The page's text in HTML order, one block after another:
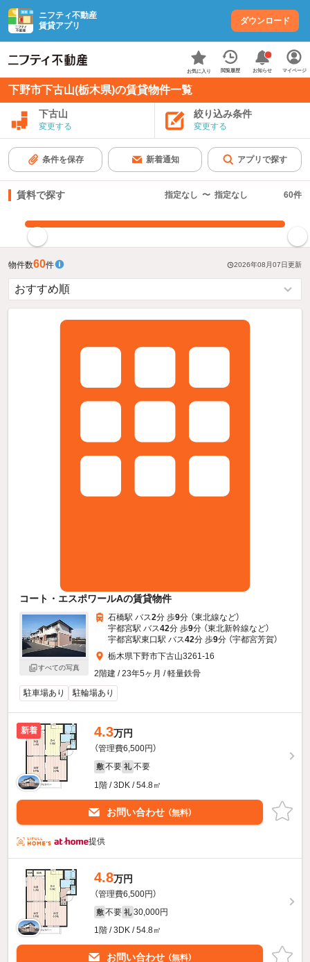
ニフティ不動産
賃貸アプリ
ダウンロード
お気に入り 閲覧履歴 お知らせ マイページ
下野市下古山(栃木県)の賃貸物件一覧
下古山
変更する
絞り込み条件
変更する
条件を保存 新着通知 アプリで探す
賃料で探す 指定なし 〜 指定なし 60件
物件数60件 2026年08月07日更新
コート・エスポワールAの賃貸物件
すべての写真
石橋駅 バス2分 歩9分 （東北線など）
宇都宮駅 バス42分 歩9分 （東北新幹線など）
宇都宮駅東口駅 バス42分 歩9分 （宇都宮芳賀）
栃木県下野市下古山3261-16
2階建 / 23年5ヶ月 / 軽量鉄骨
駐車場あり
駐輪場あり
新着 4.3万円
（管理費6,500円）
敷 不要 礼 不要
1階 / 3DK / 54.8㎡
お問い合わせ （無料）
提供
4.8万円
（管理費6,500円）
敷 不要 礼 30,000円
1階 / 3DK / 54.8㎡
お問い合わせ （無料）